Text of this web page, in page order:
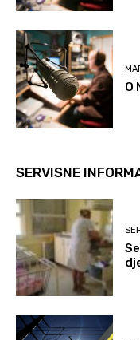
O
SERVISNE